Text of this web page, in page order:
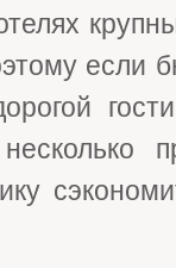
если